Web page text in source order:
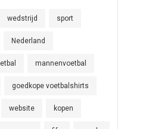
wedstrijd sport
Nederland
mannenvoetbal
goedkope voetbalshirts
website kopen